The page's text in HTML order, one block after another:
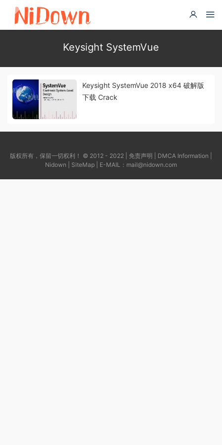
Keysight SystemVue
Keysight SystemVue 2018 x64 破解版
下载 Crack
版权所有，保留一切权利！ © 2012 - 2022 | 免责声明 DMCA Information
Nidown
SiteMap | E-MAIL： mail@nidown.com